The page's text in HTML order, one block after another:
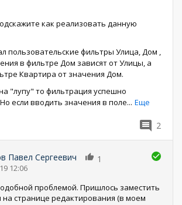
как реализовать данную
пользовательские фильтры Улица, Дом ,
в фильтре Дом зависят от Улицы, а
Квартира от значения Дом.
"лупу" то фильтрация успешно
если вводить значения в поле... Еще
2
Павел Сергеевич
12:06
1
проблемой. Пришлось заместить
странице редактирования (в моем